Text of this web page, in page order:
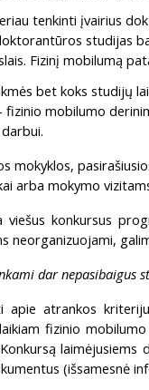
tenkinti įvairius
studijas
Fizinį mobilumą
bet koks studijų
fizinio mobilumo
mokyklos,
arba mokymo
konkursus
neorganizuojami,
dar nepasibaigus
atrankos
fizinio
(išsamesnė